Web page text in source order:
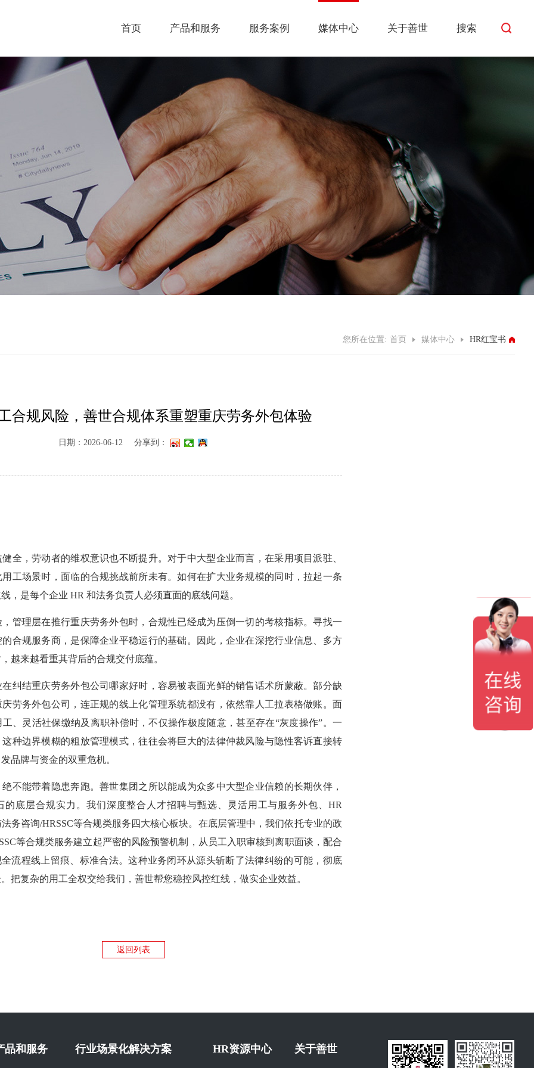
首页 产品和服务 服务案例 媒体中心 关于善世 搜索
您所在位置: 首页 媒体中心 HR红宝书
合规风险，善世合规体系重塑重庆劳务外包体验
日期：2026-06-12 分享到：
全，劳动者的维权意识也不断提升。对于中大型企业而言，在采用项目派驻、
工场景时，面临的合规挑战前所未有。如何在扩大业务规模的同时，拉起一条
，是每个企业 HR 和法务负责人必须直面的底线问题。
管理层在推行重庆劳务外包时，合规性已经成为压倒一切的考核指标。寻找一
合规服务商，是保障企业平稳运行的基础。因此，企业在深挖行业信息、多方
越来越看重其背后的合规交付底蕴。
纠结重庆劳务外包公司哪家好时，容易被表面光鲜的销售话术所蒙蔽。部分缺
劳务外包公司，连正规的线上化管理系统都没有，依然靠人工拉表格做账。面
、灵活社保缴纳及离职补偿时，不仅操作极度随意，甚至存在“灰度操作”。一
种边界模糊的粗放管理模式，往往会将巨大的法律仲裁风险与隐性客诉直接转
品牌与资金的双重危机。
不能带着隐患奔跑。善世集团之所以能成为众多中大型企业信赖的长期伙伴，
的底层合规实力。我们深度整合人才招聘与甄选、灵活用工与服务外包、HR
法务咨询/HRSSC等合规类服务四大核心板块。在底层管理中，我们依托专业的政
等合规类服务建立起严密的风险预警机制，从员工入职审核到离职面谈，配合
全流程线上留痕、标准合法。这种业务闭环从源头斩断了法律纠纷的可能，彻底
把复杂的用工全权交给我们，善世帮您稳控风控红线，做实企业效益。
返回列表
品和服务 行业场景化解决方案 HR资源中心 关于善世